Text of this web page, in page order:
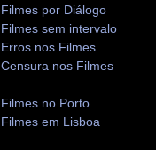
Filmes por Diálogo
Filmes sem intervalo
Erros nos Filmes
Censura nos Filmes
Filmes no Porto
Filmes em Lisboa